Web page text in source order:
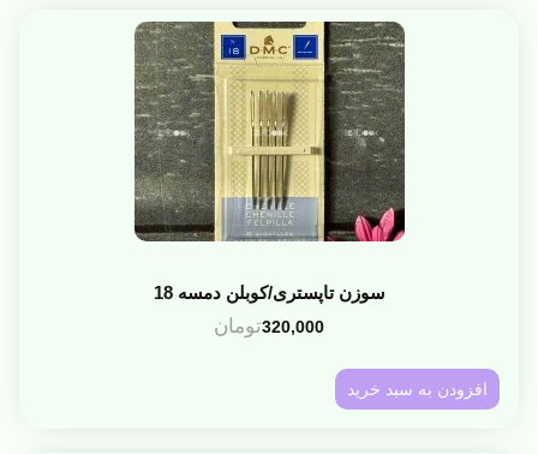
سوزن تاپستری/کوبلن دمسه 18
320,000تومان
افزودن به سبد خرید